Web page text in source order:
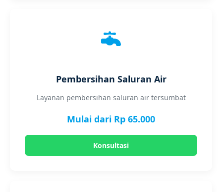
Pembersihan Saluran Air
Layanan pembersihan saluran air tersumbat
Mulai dari Rp 65.000
Konsultasi